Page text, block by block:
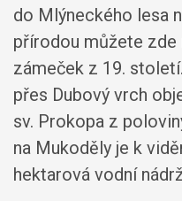
do Mlýneckého lesa
přírodou můžete zde
zámeček z 19.
přes Dubový vrch
sv. Prokopa z
na Mukoděly je k
hektarová vodní